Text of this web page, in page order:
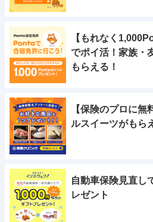
【もれなく
でポイ活！家族・
もらえる！
【保険のプロに
ルスイーツがもら
自動車保険見直し
レゼント